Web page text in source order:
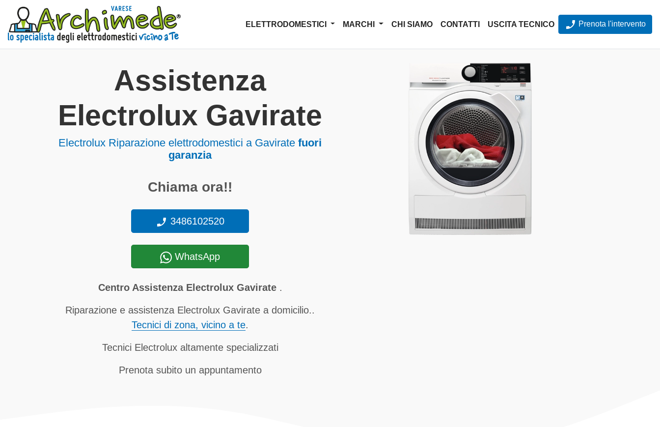
ELETTRODOMESTICI MARCHI CHI SIAMO CONTATTI USCITA TECNICO Prenota l'intervento
Assistenza
Electrolux Gavirate
Electrolux Riparazione elettrodomestici a Gavirate fuori
garanzia
Chiama ora!!
3486102520
WhatsApp
Centro Assistenza Electrolux Gavirate .
Riparazione e assistenza Electrolux Gavirate a domicilio..
Tecnici di zona, vicino a te.
Tecnici Electrolux altamente specializzati
Prenota subito un appuntamento